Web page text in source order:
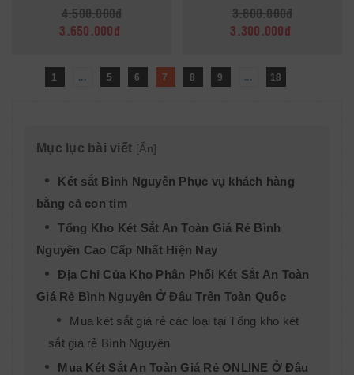
4.500.000đ
3.650.000đ
3.800.000đ
3.300.000đ
1 ... 5 6 7 8 9 ... 18
Mục lục bài viết [Ẩn]
Két sắt Bình Nguyên Phục vụ khách hàng
bằng cả con tim
Tổng Kho Két Sắt An Toàn Giá Rẻ Bình
Nguyên Cao Cấp Nhất Hiện Nay
Địa Chỉ Của Kho Phân Phối Két Sắt An Toàn
Giá Rẻ Bình Nguyên Ở Đâu Trên Toàn Quốc
Mua két sắt giá rẻ các loại tại Tổng kho két
sắt giá rẻ Bình Nguyên
Mua Két Sắt An Toàn Giá Rẻ ONLINE Ở Đâu